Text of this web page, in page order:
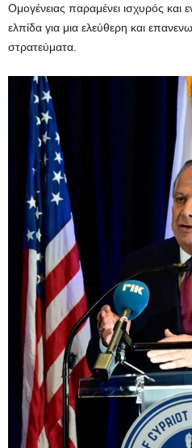
Ομογένειας παραμένει ισχυρός και
ελπίδα για μια ελεύθερη και
στρατεύματα.